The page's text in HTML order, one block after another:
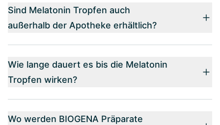
Sind Melatonin Tropfen auch
außerhalb der Apotheke erhältlich?
Wie lange dauert es bis die Melatonin
Tropfen wirken?
Wo werden BIOGENA Präparate